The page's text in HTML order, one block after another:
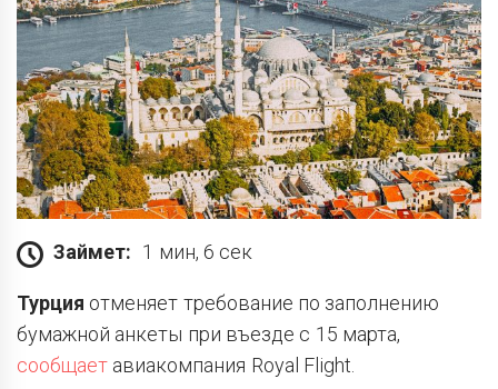
Займет: 1 мин, 6 сек
Турция отменяет требование по заполнению
бумажной анкеты при въезде с 15 марта,
сообщает авиакомпания Royal Flight.